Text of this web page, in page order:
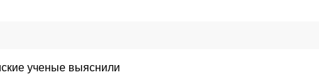
ученые выяснили